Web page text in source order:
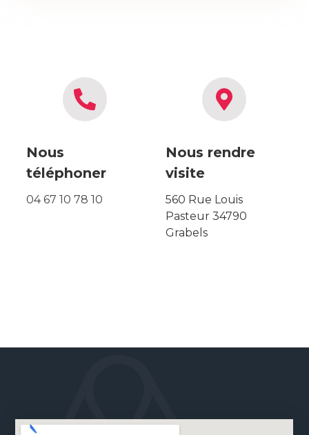
Nous
téléphoner
04 67 10 78 10
Nous rendre
visite
560 Rue Louis
Pasteur 34790
Grabels